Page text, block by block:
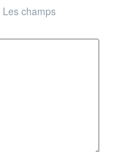
Les champs